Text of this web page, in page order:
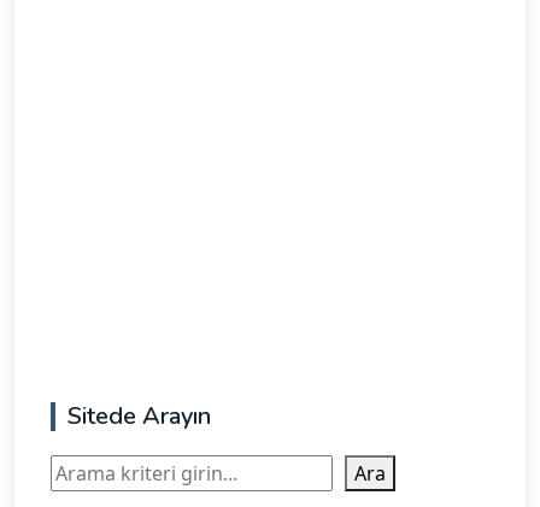
Sitede Arayın
Ara Ara